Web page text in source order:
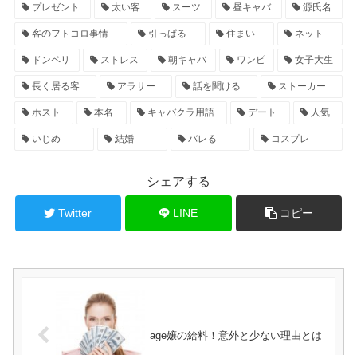
プレゼント 太い客 スーツ 昼キャバ 源氏名
客のフトコロ事情 引っぱる 住まい ネット
ドンペリ ストレス 朝キャバ ワンピ 女子大生
長く居る客 アラサー 話を聞ける ストーカー
ホスト 本名 キャバクラ用語 デート 人気
いじめ 結婚 バレる コスプレ
シェアする
Twitter LINE コピー
age嬢の給料！意外と少ない理由とは